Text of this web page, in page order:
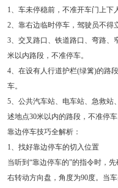
1、车未停稳前，不准开车门上下
2、靠右边临时停车，驾驶员不得
3、交叉路口、铁道路口、弯路、
米以内路段，不准停车。
4、在设有人行道护栏(绿篱)的路
车。
5、公共汽车站、电车站、急救站
述地点30米以内的路段，不准停车
靠边停车技巧全解析：
1、找好靠边停车的切入位置
当听到“靠边停车的”的指令时，
右转动方向盘，角度为90度。当